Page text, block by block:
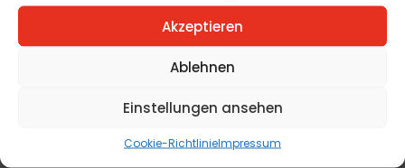
Akzeptieren
Ablehnen
Einstellungen ansehen
Cookie-RichtlinieImpressum
Kärntner Kindermalschule in St.
am 10. Agosto 2026 - 15. Agosto
„Kräuterbuschen“